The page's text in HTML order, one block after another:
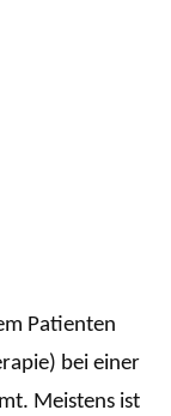
Patienten
bei einer
Meistens ist